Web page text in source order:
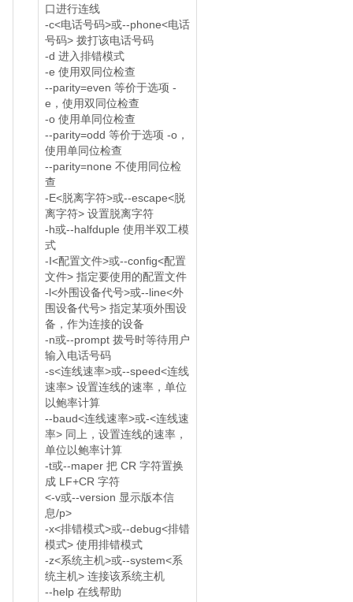
口进行连线
-c<电话号码>或--phone<电话
号码> 拨打该电话号码
-d 进入排错模式
-e 使用双同位检查
--parity=even 等价于选项 -
e，使用双同位检查
-o 使用单同位检查
--parity=odd 等价于选项 -o，
使用单同位检查
--parity=none 不使用同位检
查
-E<脱离字符>或--escape<脱
离字符> 设置脱离字符
-h或--halfduple 使用半双工模
式
-I<配置文件>或--config<配置
文件> 指定要使用的配置文件
-l<外围设备代号>或--line<外
围设备代号> 指定某项外围设
备，作为连接的设备
-n或--prompt 拨号时等待用户
输入电话号码
-s<连线速率>或--speed<连线
速率> 设置连线的速率，单位
以鲍率计算
--baud<连线速率>或-<连线速
率> 同上，设置连线的速率，
单位以鲍率计算
-t或--maper 把 CR 字符置换
成 LF+CR 字符
<-v或--version 显示版本信
息/p>
-x<排错模式>或--debug<排错
模式> 使用排错模式
-z<系统主机>或--system<系
统主机> 连接该系统主机
--help 在线帮助